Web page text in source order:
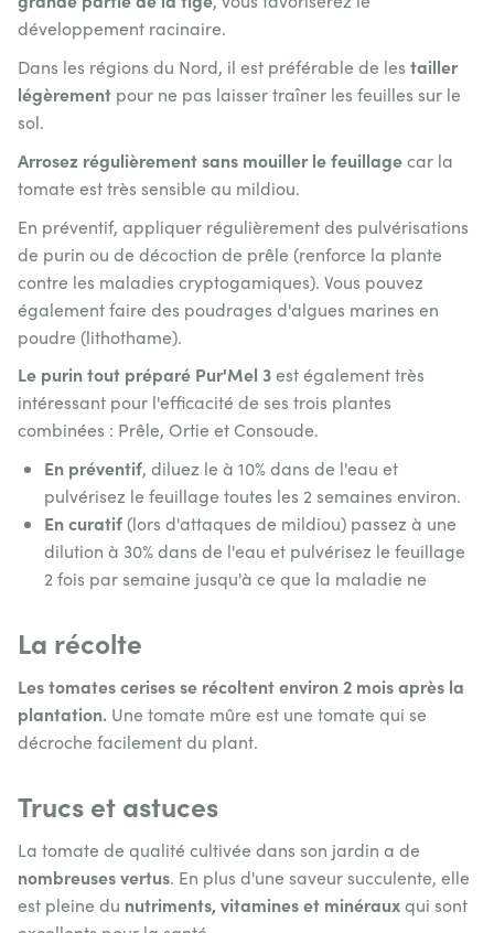
développement racinaire.
Dans les régions du Nord, il est préférable de les tailler
légèrement pour ne pas laisser traîner les feuilles sur le
sol.
Arrosez régulièrement sans mouiller le feuillagecar la
tomate est très sensible au mildiou.
En préventif, appliquer régulièrement des pulvérisations
de purin ou de décoction de prêle (renforce la plante
contre les maladies cryptogamiques). Vous pouvez
également faire des poudrages d'algues marines en
poudre (lithothame).
Le purin tout préparé Pur'Mel 3est également très
intéressant pour l'efficacité de ses trois plantes
combinées : Prêle, Ortie et Consoude.
En préventif, diluez le à 10% dans de l'eau et
pulvérisez le feuillage toutes les 2 semaines environ.
En curatif(lors d'attaques de mildiou) passez à une
dilution à 30% dans de l'eau et pulvérisez le feuillage
2 fois par semaine jusqu'à ce que la maladie ne
La récolte
Les tomates cerises se récoltent environ 2 mois après la
plantation. Une tomate mûre est une tomate qui se
décroche facilement du plant.
Trucs et astuces
La tomate de qualité cultivée dans son jardin a de
nombreuses vertus. En plus d'une saveur succulente, elle
est pleine du nutriments, vitamines et minérauxqui sont